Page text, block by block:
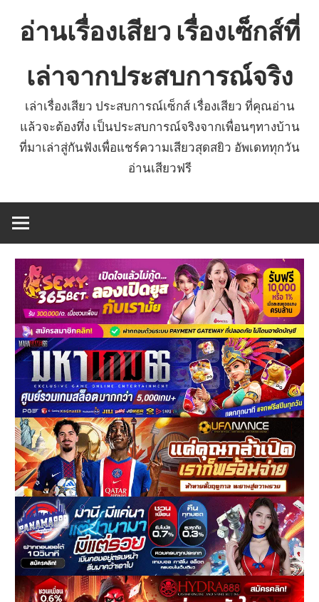
อ่านเรื่องเสียว เรื่องเซ็กส์ที่
เล่าจากประสบการณ์จริง
เล่าเรื่องเสียว ประสบการณ์เซ็กส์ เรื่องเสียว ที่คุณอ่าน
แล้วจะต้องทึ่ง เป็นประสบการณ์จริงจากเพื่อนๆทางบ้าน
ที่มาเล่าสู่กันฟังเพื่อแชร์ความเสียวสุดสยิว อัพเดททุกวัน
อ่านเสียวฟรี